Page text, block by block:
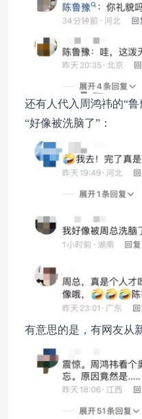
还有人代入周鸿祎的“
“好像被洗脑了”：
有意思的是，有网友从